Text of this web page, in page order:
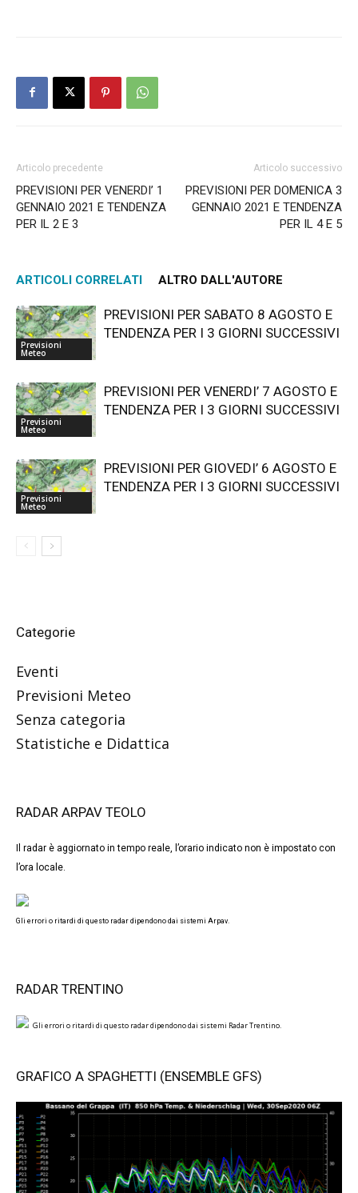
Articolo precedente
PREVISIONI PER VENERDI’ 1
GENNAIO 2021 E TENDENZA
PER IL 2 E 3
Articolo successivo
PREVISIONI PER DOMENICA 3
GENNAIO 2021 E TENDENZA
PER IL 4 E 5
ARTICOLI CORRELATI ALTRO DALL'AUTORE
Previsioni
Meteo
PREVISIONI PER SABATO 8 AGOSTO E
TENDENZA PER I 3 GIORNI SUCCESSIVI
Previsioni
Meteo
PREVISIONI PER VENERDI’ 7 AGOSTO E
TENDENZA PER I 3 GIORNI SUCCESSIVI
Previsioni
Meteo
PREVISIONI PER GIOVEDI’ 6 AGOSTO E
TENDENZA PER I 3 GIORNI SUCCESSIVI
Categorie
Eventi
Previsioni Meteo
Senza categoria
Statistiche e Didattica
RADAR ARPAV TEOLO
Il radar è aggiornato in tempo reale, l’orario indicato non è impostato con
l’ora locale.
Gli errori o ritardi di questo radar dipendono dai sistemi Arpav.
RADAR TRENTINO
Gli errori o ritardi di questo radar dipendono dai sistemi Radar Trentino.
GRAFICO A SPAGHETTI (ENSEMBLE GFS)